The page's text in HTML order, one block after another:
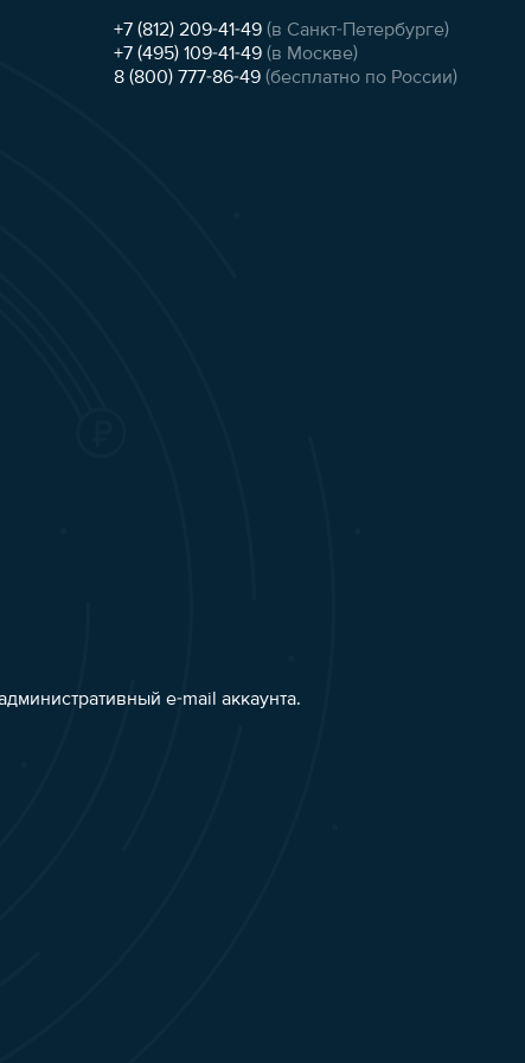
+7 (812) 209-41-49 (в Санкт-Петербурге)
+7 (495) 109-41-49 (в Москве)
8 (800) 777-86-49 (бесплатно по России)
e-mail аккаунта.